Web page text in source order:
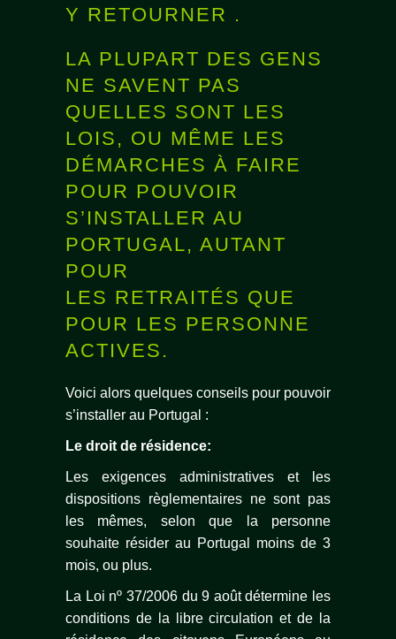
Y RETOURNER .
LA PLUPART DES GENS
NE SAVENT PAS
QUELLES SONT LES
LOIS, OU MÊME LES
DÉMARCHES À FAIRE
POUR POUVOIR
S’INSTALLER AU
PORTUGAL, AUTANT
POUR
LES RETRAITÉS QUE
POUR LES PERSONNE
ACTIVES.
Voici alors quelques conseils pour pouvoir
s’installer au Portugal :
Le droit de résidence:
Les exigences administratives et les
dispositions règlementaires ne sont pas
les mêmes, selon que la personne
souhaite résider au Portugal moins de 3
mois, ou plus.
La Loi nº 37/2006 du 9 août détermine les
conditions de la libre circulation et de la